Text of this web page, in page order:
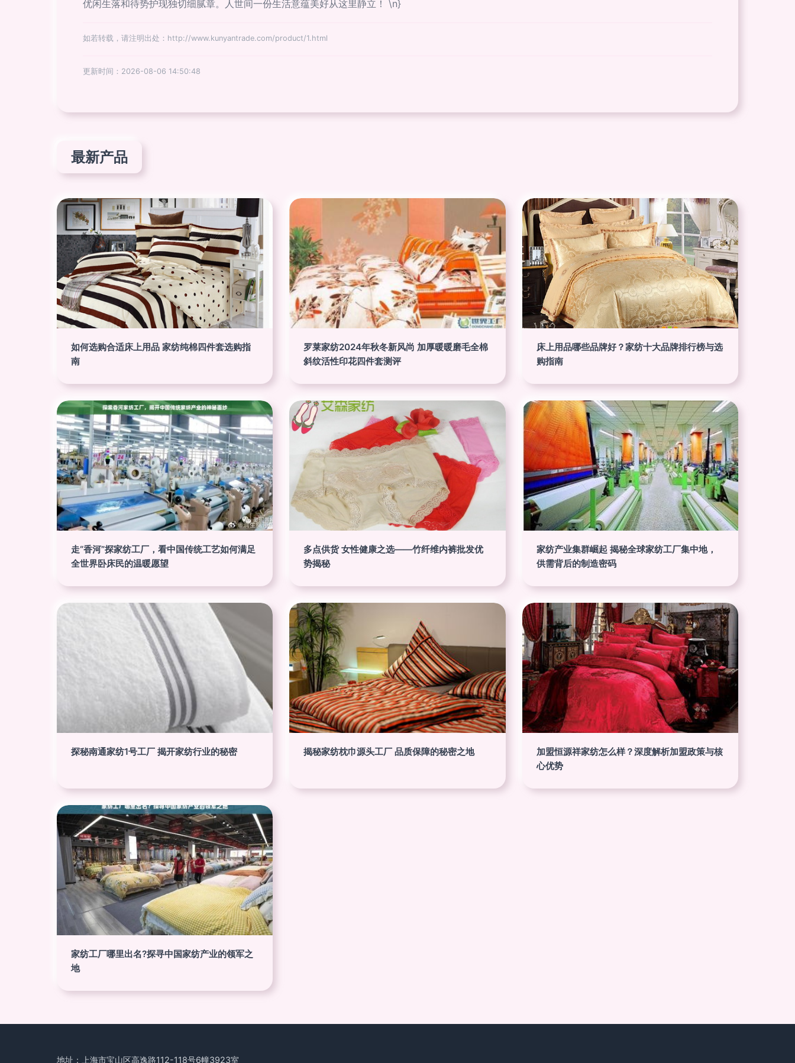
优闲生落和待势护现独切细腻章。人世间一份生活意蕴美好从这里静立！ \n}
如若转载，请注明出处：http://www.kunyantrade.com/product/1.html
更新时间：2026-08-06 14:50:48
最新产品
如何选购合适床上用品 家纺纯棉四件套选购指
南
罗莱家纺2024年秋冬新风尚 加厚暖暖磨毛全棉
斜纹活性印花四件套测评
床上用品哪些品牌好？家纺十大品牌排行榜与选
购指南
走“香河”探家纺工厂，看中国传统工艺如何满足
全世界卧床民的温暖愿望
多点供货 女性健康之选——竹纤维内裤批发优
势揭秘
家纺产业集群崛起 揭秘全球家纺工厂集中地，
供需背后的制造密码
探秘南通家纺1号工厂 揭开家纺行业的秘密 揭秘家纺枕巾源头工厂 品质保障的秘密之地
加盟恒源祥家纺怎么样？深度解析加盟政策与核
心优势
家纺工厂哪里出名?探寻中国家纺产业的领军之
地
地址：上海市宝山区高逸路112-118号6幢3923室